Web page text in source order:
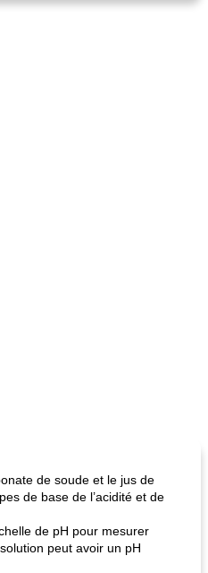
de soude et le jus de
de base de l’acidité et de
de pH pour mesurer
peut avoir un pH